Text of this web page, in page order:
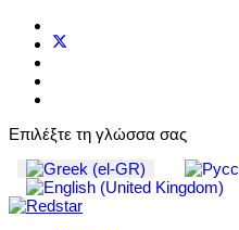
Επιλέξτε τη γλώσσα σας